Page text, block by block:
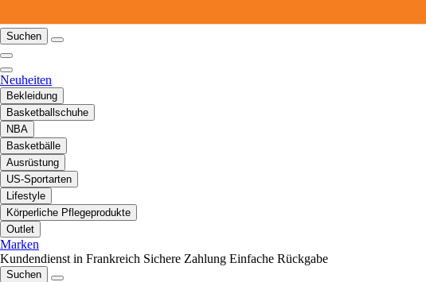
Suchen
Neuheiten
Bekleidung
Basketballschuhe
NBA
Basketbälle
Ausrüstung
US-Sportarten
Lifestyle
Körperliche Pflegeprodukte
Outlet
Marken
Kundendienst in Frankreich Sichere Zahlung Einfache Rückgabe
Suchen